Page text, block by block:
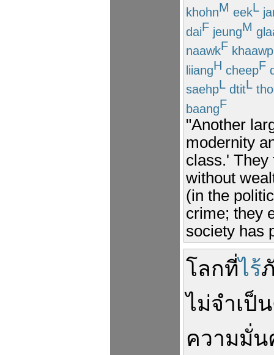
khohnM eekL
daiF jeungM
naawkF khaawp
liiangH cheepF
saehpL dtitL
baangF
"Another
modernity
class.' They
without
(in the
crime; they
society has
โลกที่ไร้
ไม่จำเป็
ความมั่น